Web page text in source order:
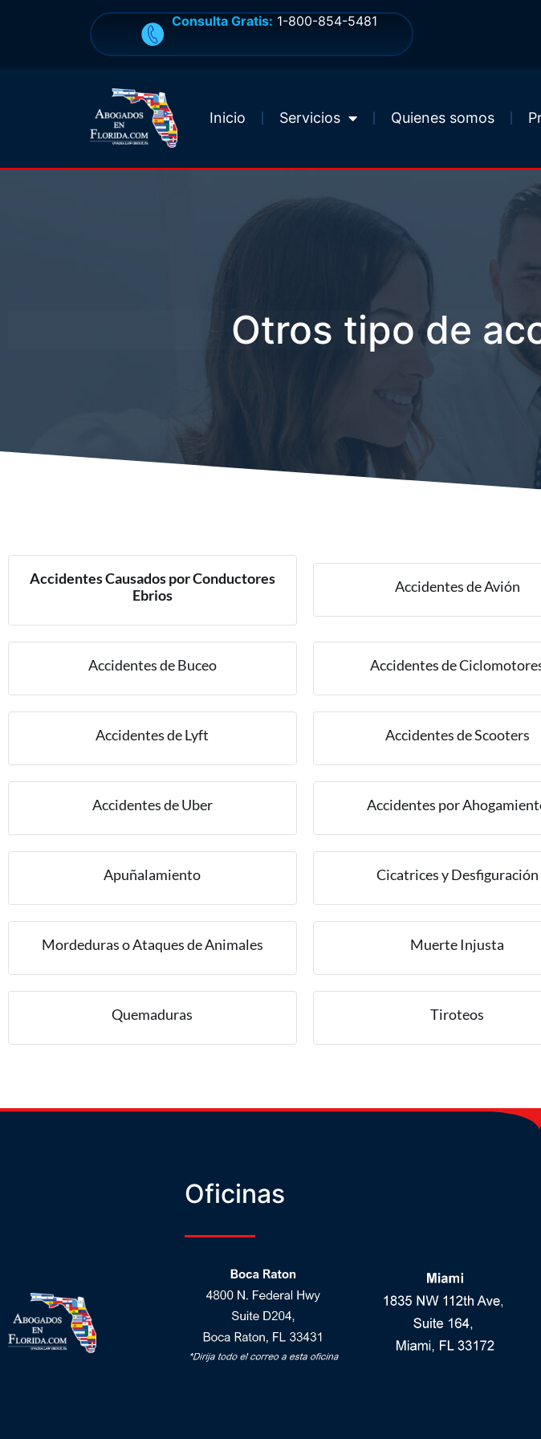
Consulta Gratis: 1-800-854-5481
Inicio Servicios Quienes somos
Otros tipo de
Accidentes Causados por Conductores
Ebrios
Accidentes de Avión
Accidentes de Buceo Accidentes de
Accidentes de Lyft Accidentes de Scooters
Accidentes de Uber Accidentes por
Apuñalamiento Cicatrices y Desfiguración
Mordeduras o Ataques de Animales Muerte Injusta
Quemaduras Tiroteos
Oficinas